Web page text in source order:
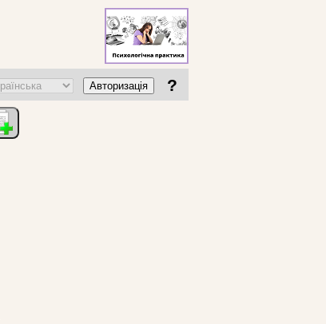
Авторизація ?